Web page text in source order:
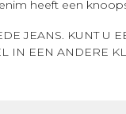
heeft een
JEANS. KUNT U
IN EEN ANDERE